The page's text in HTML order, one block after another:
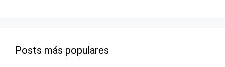
Posts más populares